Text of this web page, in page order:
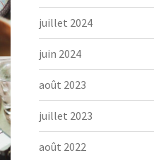
juillet 2024
juin 2024
août 2023
juillet 2023
août 2022